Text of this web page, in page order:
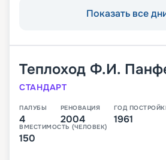
Показать все
Теплоход Ф.И.
СТАНДАРТ
ПАЛУБЫ
4
РЕНОВАЦИЯ
2004
ГОД
1961
ВМЕСТИМОСТЬ (ЧЕЛОВЕК)
150